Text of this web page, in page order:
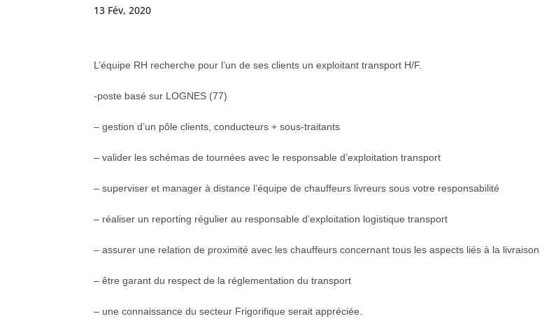
13 Fév, 2020
L’équipe RH recherche pour l’un de ses clients un exploitant transport H/F.
-poste basé sur LOGNES (77)
– gestion d’un pôle clients, conducteurs + sous-traitants
– valider les schémas de tournées avec le responsable d’exploitation transport
– superviser et manager à distance l’équipe de chauffeurs livreurs sous votre responsabilité
– réaliser un reporting régulier au responsable d’exploitation logistique transport
– assurer une relation de proximité avec les chauffeurs concernant tous les aspects liés à la livraison
– être garant du respect de la réglementation du transport
– une connaissance du secteur Frigorifique serait appréciée.